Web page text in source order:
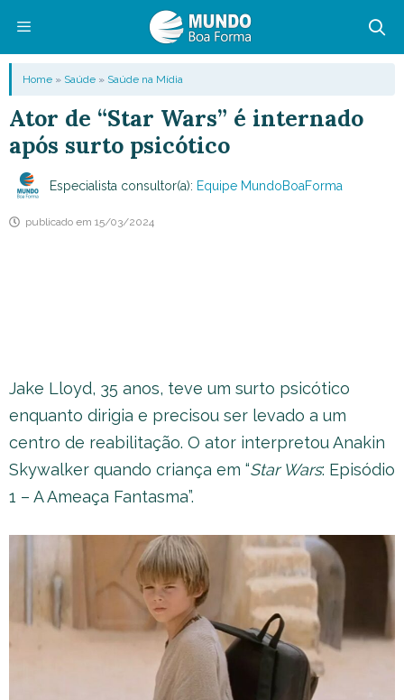
conteúdo
Menu
Home » Saúde » Saúde na Mídia
Ator de “Star Wars” é internado
após surto psicótico
Especialista consultor(a): Equipe MundoBoaForma
publicado em 15/03/2024
Jake Lloyd, 35 anos, teve um surto psicótico
enquanto dirigia e precisou ser levado a um
centro de reabilitação. O ator interpretou Anakin
Skywalker quando criança em “Star Wars: Episódio
1 – A Ameaça Fantasma”.